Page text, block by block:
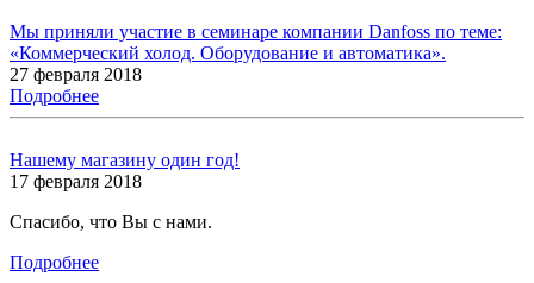
Мы приняли участие в семинаре компании Danfoss по теме:
«Коммерческий холод. Оборудование и автоматика».
27 февраля 2018
Подробнее
Нашему магазину один год!
17 февраля 2018
Спасибо, что Вы с нами.
Подробнее